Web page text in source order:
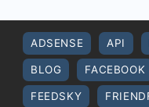
ADSENSE API
BLOG FACEBOOK
FEEDSKY